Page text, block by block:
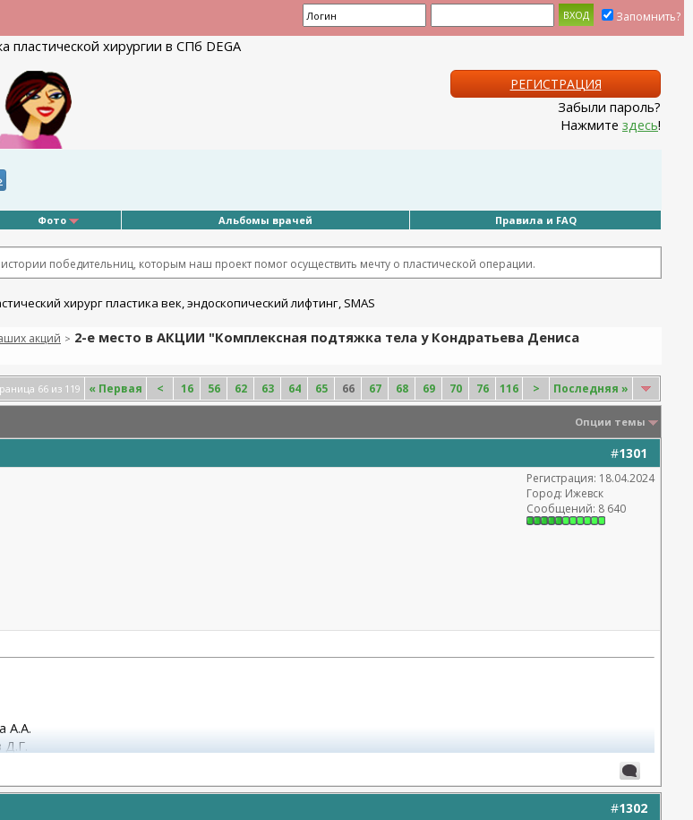
Запомнить?
РЕГИСТРАЦИЯ
Забыли пароль?
Нажмите здесь!
Фото Альбомы врачей Правила и FAQ
победительниц, которым наш проект помог осуществить мечту о пластической операции.
акций > 2-е место в АКЦИИ "Комплексная подтяжка тела у Кондратьева Дениса
66 из 119 « Первая < 16 56 62 63 64 65 66 67 68 69 70 76 116 > Последняя »
Опции темы
#1301
Регистрация: 18.04.2024
Город: Ижевск
Сообщений: 8 640
А.А.
Д.Г.
#1302